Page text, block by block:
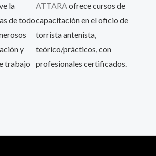
la
de todo
y
trabajo
ATTARAofrece cursos de
capacitación en el oficio de
torrista antenista,
teórico/prácticos, con
profesionales certificados.